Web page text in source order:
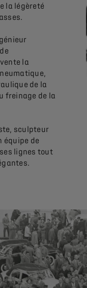
la légèreté
la
de la
freinage de la
sculpteur
équipe de
lignes tout